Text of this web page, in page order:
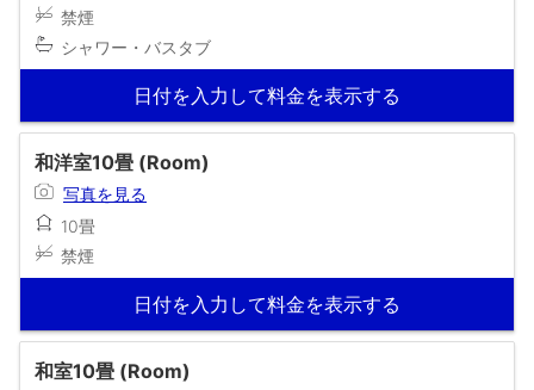
禁煙
シャワー・バスタブ
日付を入力して料金を表示する
和洋室10畳 (Room)
写真を見る
10畳
禁煙
日付を入力して料金を表示する
和室10畳 (Room)